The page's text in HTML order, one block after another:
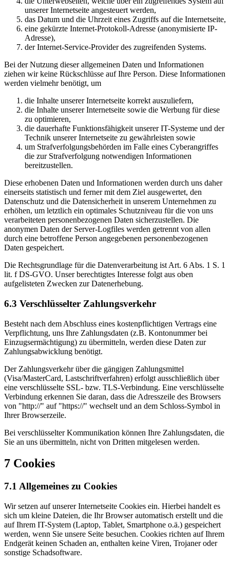
unserer Internetseite angesteuert werden,
das Datum und die Uhrzeit eines Zugriffs auf die Internetseite,
eine gekürzte Internet-Protokoll-Adresse (anonymisierte IP-
Adresse),
der Internet-Service-Provider des zugreifenden Systems.
Bei der Nutzung dieser allgemeinen Daten und Informationen
ziehen wir keine Rückschlüsse auf Ihre Person. Diese Informationen
werden vielmehr benötigt, um
die Inhalte unserer Internetseite korrekt auszuliefern,
die Inhalte unserer Internetseite sowie die Werbung für diese
zu optimieren,
die dauerhafte Funktionsfähigkeit unserer IT-Systeme und der
Technik unserer Internetseite zu gewährleisten sowie
um Strafverfolgungsbehörden im Falle eines Cyberangriffes
die zur Strafverfolgung notwendigen Informationen
bereitzustellen.
Diese erhobenen Daten und Informationen werden durch uns daher
einerseits statistisch und ferner mit dem Ziel ausgewertet, den
Datenschutz und die Datensicherheit in unserem Unternehmen zu
erhöhen, um letztlich ein optimales Schutzniveau für die von uns
verarbeiteten personenbezogenen Daten sicherzustellen. Die
anonymen Daten der Server-Logfiles werden getrennt von allen
durch eine betroffene Person angegebenen personenbezogenen
Daten gespeichert.
Die Rechtsgrundlage für die Datenverarbeitung ist Art. 6 Abs. 1 S. 1
lit. f DS-GVO. Unser berechtigtes Interesse folgt aus oben
aufgelisteten Zwecken zur Datenerhebung.
6.3 Verschlüsselter Zahlungsverkehr
Besteht nach dem Abschluss eines kostenpflichtigen Vertrags eine
Verpflichtung, uns Ihre Zahlungsdaten (z.B. Kontonummer bei
Einzugsermächtigung) zu übermitteln, werden diese Daten zur
Zahlungsabwicklung benötigt.
Der Zahlungsverkehr über die gängigen Zahlungsmittel
(Visa/MasterCard, Lastschriftverfahren) erfolgt ausschließlich über
eine verschlüsselte SSL- bzw. TLS-Verbindung. Eine verschlüsselte
Verbindung erkennen Sie daran, dass die Adresszeile des Browsers
von "http://" auf "https://" wechselt und an dem Schloss-Symbol in
Ihrer Browserzeile.
Bei verschlüsselter Kommunikation können Ihre Zahlungsdaten, die
Sie an uns übermitteln, nicht von Dritten mitgelesen werden.
7 Cookies
7.1 Allgemeines zu Cookies
Wir setzen auf unserer Internetseite Cookies ein. Hierbei handelt es
sich um kleine Dateien, die Ihr Browser automatisch erstellt und die
auf Ihrem IT-System (Laptop, Tablet, Smartphone o.ä.) gespeichert
werden, wenn Sie unsere Seite besuchen. Cookies richten auf Ihrem
Endgerät keinen Schaden an, enthalten keine Viren, Trojaner oder
sonstige Schadsoftware.